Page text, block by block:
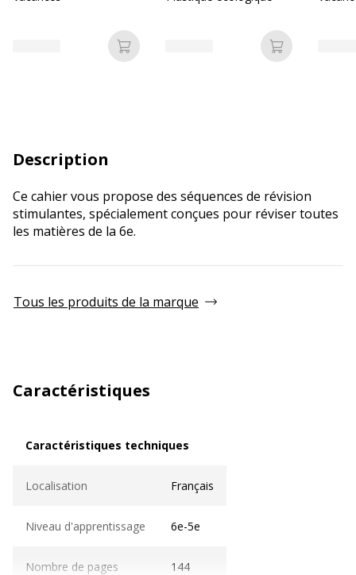
Ajouter au panier Ajouter au
Description
Ce cahier vous propose des séquences de révision
stimulantes, spécialement conçues pour réviser toutes
les matières de la 6e.
Tous les produits de la marque
Caractéristiques
Caractéristiques techniques
Localisation Français
Niveau d'apprentissage 6e-5e
Nombre de pages 144